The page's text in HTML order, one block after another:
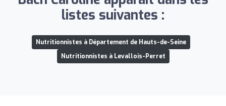
listes suivantes :
Nutritionnistes à Département de Hauts-de-Seine
Nutritionnistes à Levallois-Perret